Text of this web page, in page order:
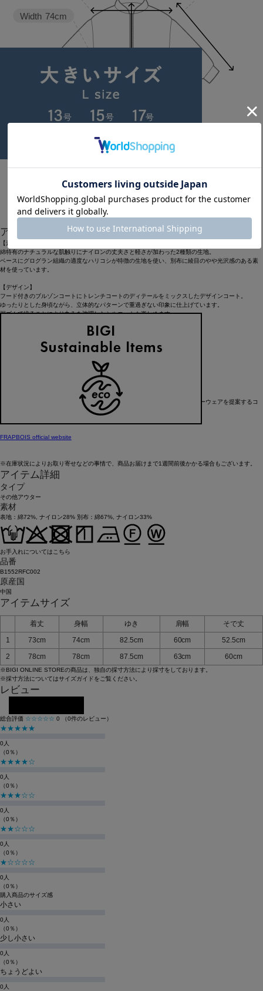
Width 74cm
1 2
アイテム説明
【素材】
綿特有のナチュラルな肌触りにナイロンの丈夫さと軽さが加わった2種類の生地。
ベースにグログラン組織の適度なハリコシが特徴の生地を使い、別布に綾目のやや光沢感のある素
材を使っています。
【デザイン】
フード付きのブルゾンコートにトレンチコートのディテールをミックスしたデザインコート。
ゆったりとした身頃ながら、立体的なパターンで重過ぎない印象に仕上げています。
裾ゴムで絞ることにより丸みを強調したシルエットも楽しめます。
＊こちらの商品はユニセックス商品です。
「大人げない大人の服」をコンセプトに、大人が着るリラックスしたデイリーウェアを提案するコ
FRAPBOIS official website
※在庫状況によりお取り寄せなどの事情で、商品お届けまで1週間前後かかる場合もございます。
アイテム詳細
タイプ
その他アウター
素材
表地：綿72%, ナイロン28% 別布：綿67%, ナイロン33%
お手入れについてはこちら
品番
B1552RFC002
原産国
中国
アイテムサイズ
着丈 身幅 ゆき 肩幅
そで丈
1
73cm 74cm 82.5cm 60cm
52.5cm
2
78cm 78cm 87.5cm 63cm 60cm
※BIGI ONLINE STOREの商品は、独自の採寸方法により採寸をしております。
※採寸方法についてはサイズガイドをご覧ください。
レビュー
総合評価 ☆☆☆☆☆ 0 （0件のレビュー）
★★★★★
0人
（0％）
★★★★☆
0人
（0％）
★★★☆☆
0人
（0％）
★★☆☆☆
0人
（0％）
★☆☆☆☆
0人
（0％）
購入商品のサイズ感
小さい
0人
（0％）
少し小さい
0人
（0％）
ちょうどよい
0人